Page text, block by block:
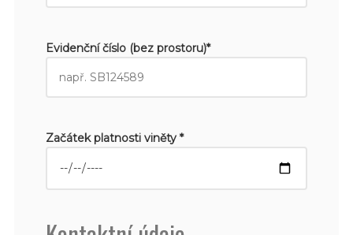
Evidenční číslo (bez prostoru)*
Začátek platnosti viněty *